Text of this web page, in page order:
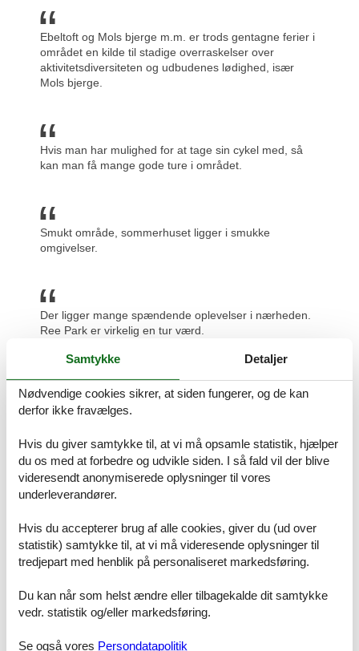
Ebeltoft og Mols bjerge m.m. er trods gentagne ferier i
området en kilde til stadige overraskelser over
aktivitetsdiversiteten og udbudenes lødighed, især
Mols bjerge.
Hvis man har mulighed for at tage sin cykel med, så
kan man få mange gode ture i området.
Smukt område, sommerhuset ligger i smukke
omgivelser.
Der ligger mange spændende oplevelser i nærheden.
Ree Park er virkelig en tur værd.
Prisgaranti og kundeservice
Uanset hvilket poolhus Østjylland Ebeltoft du beslutter dig for, er du
naturligvis dækket af Felines prisgaranti. Det betyder kort og godt
at vi står inde for, at der ikke er én eneste af vores konkurrenter,
som er lavere end vores.
Hvis der en sjælden gang sker en smutter i vores kontrol af
konkurrenternes pris, udbetaler vi dig hele prisforskellen. Pengene
vil blive overført direkte til din konto.
Hvis du har spørgsmål eller specielle ønsker i forbindelse med din
søgning efter et poolhus Østjylland Ebeltoft, er du meget
velkommen til at kontakte os. Send en mail til info@feline.dk eller
Kundevurderinger af Feline Holidays
Samtykke Detaljer
Nødvendige cookies sikrer, at siden fungerer, og de kan
derfor ikke fravælges.
Hvis du giver samtykke til, at vi må opsamle statistik, hjælper
du os med at forbedre og udvikle siden. I så fald vil der blive
videresendt anonymiserede oplysninger til vores
underleverandører.
Hvis du accepterer brug af alle cookies, giver du (ud over
statistik) samtykke til, at vi må videresende oplysninger til
tredjepart med henblik på personaliseret markedsføring.
Du kan når som helst ændre eller tilbagekalde dit samtykke
vedr. statistik og/eller markedsføring.
Se også vores Persondatapolitik